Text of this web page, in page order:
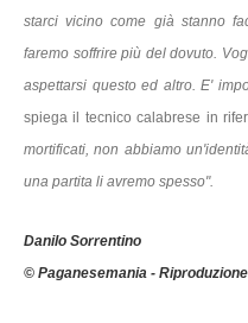
starci vicino come già stanno
faremo soffrire più del dovuto.
aspettarsi questo ed altro. E'
spiega il tecnico calabrese in
mortificati, non abbiamo
una partita li avremo spesso".
Danilo Sorrentino
© Paganesemania -